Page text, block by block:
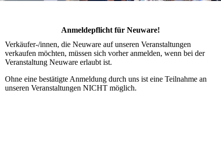
Anmeldepflicht für Neuware!
Verkäufer-/innen, die Neuware auf unseren Veranstaltungen
verkaufen möchten, müssen sich vorher anmelden, wenn bei der
Veranstaltung Neuware erlaubt ist.
Ohne eine bestätigte Anmeldung durch uns ist eine Teilnahme an
unseren Veranstaltungen NICHT möglich.